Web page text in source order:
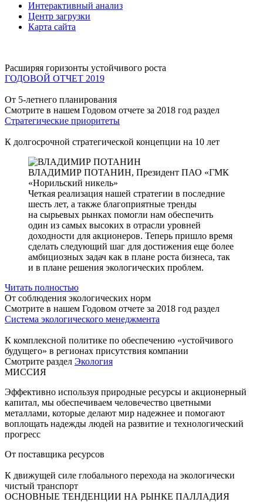
Интерактивный анализ
Центр загрузки
Карта сайта
Расширяя горизонты устойчивого роста
ГОДОВОЙ ОТЧЕТ 2019
От 5-летнего планирования
Смотрите в нашем Годовом отчете за 2018 год раздел
Стратегические приоритеты
К долгосрочной стратегической концепции на 10 лет
ВЛАДИМИР ПОТАНИН, Президент ПАО «ГМК
«Норильский никель»
Четкая реализация нашей стратегии в последние
шесть лет, а также благоприятные тренды
на сырьевых рынках помогли нам обеспечить
один из самых высоких в отрасли уровней
доходности для акционеров. Теперь пришло время
сделать следующий шаг для достижения еще более
амбициозных задач как в плане роста бизнеса, так
и в плане решения экологических проблем.
Читать полностью
От соблюдения экологических норм
Смотрите в нашем Годовом отчете за 2018 год раздел
Система экологического менеджмента
К комплексной политике по обеспечению «устойчивого
будущего» в регионах присутствия компании
Смотрите раздел Экология
МИССИЯ
Эффективно используя природные ресурсы и акционерный
капитал, мы обеспечиваем человечество цветными
металлами, которые делают мир надежнее и помогают
воплощать надежды людей на развитие и технологический
прогресс
От поставщика ресурсов
К движущей силе глобального перехода на экологически
чистый транспорт
ОСНОВНЫЕ ТЕНДЕНЦИИ НА РЫНКЕ ПАЛЛАДИЯ